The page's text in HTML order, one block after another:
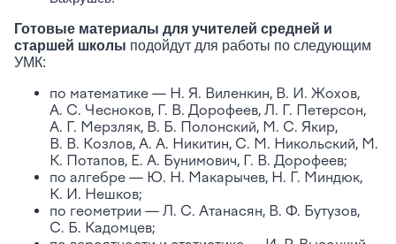
Готовые материалы для учителей средней и
старшей школы подойдут для работы по следующим
УМК:
по математике — Н. Я. Виленкин, В. И. Жохов,
А. С. Чесноков, Г. В. Дорофеев, Л. Г. Петерсон,
А. Г. Мерзляк, В. Б. Полонский, М. С. Якир,
В. В. Козлов, А. А. Никитин, С. М. Никольский, М.
К. Потапов, Е. А. Бунимович, Г. В. Дорофеев;
по алгебре — Ю. Н. Макарычев, Н. Г. Миндюк,
К. И. Нешков;
по геометрии — Л. С. Атанасян, В. Ф. Бутузов,
С. Б. Кадомцев;